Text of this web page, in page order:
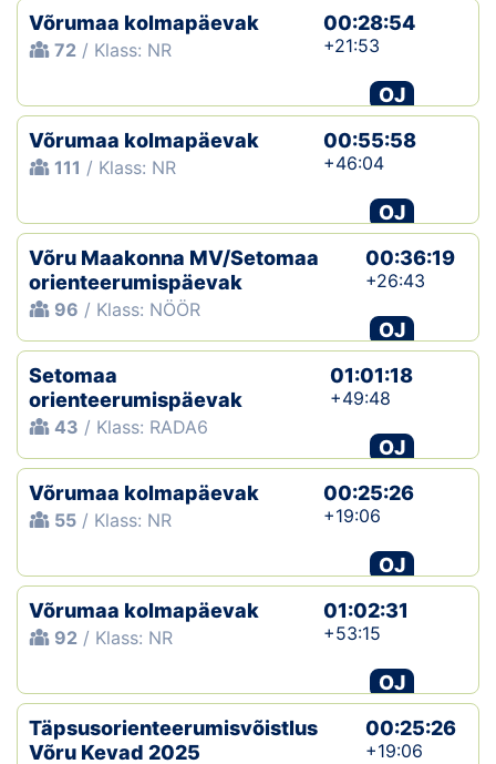
Tule klubisse!
Tulemused
Dokumendid
Klubid
Suletud maastikud
Püsirajad
Koolitused
OTSI
Võrumaa kolmapäevak
72 / Klass: NR
00:28:54
+21:53
OJ
Võrumaa kolmapäevak
111 / Klass: NR
00:55:58
+46:04
OJ
Võru Maakonna MV/Setomaa
orienteerumispäevak
96 / Klass: NÖÖR
00:36:19
+26:43
OJ
Setomaa
orienteerumispäevak
43 / Klass: RADA6
01:01:18
+49:48
OJ
Võrumaa kolmapäevak
55 / Klass: NR
00:25:26
+19:06
OJ
Võrumaa kolmapäevak
92 / Klass: NR
01:02:31
+53:15
OJ
Täpsusorienteerumisvõistlus
Võru Kevad 2025
00:25:26
+19:06